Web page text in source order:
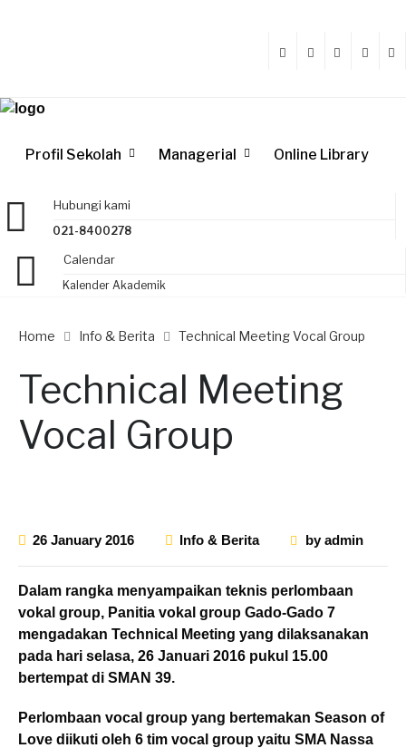
Profil Sekolah Managerial Online Library
Hubungi kami
021-8400278
Calendar
Kalender Akademik
Home Info & Berita Technical Meeting Vocal Group
Technical Meeting
Vocal Group
26 January 2016 Info & Berita byadmin
Dalam rangka menyampaikan teknis perlombaan
vokal group, Panitia vokal group Gado-Gado 7
mengadakan Technical Meeting yang dilaksanakan
pada hari selasa, 26 Januari 2016 pukul 15.00
bertempat di SMAN 39.
Perlombaan vocal group yang bertemakan Season of
Love diikuti oleh 6 tim vocal group yaitu SMA Nassa